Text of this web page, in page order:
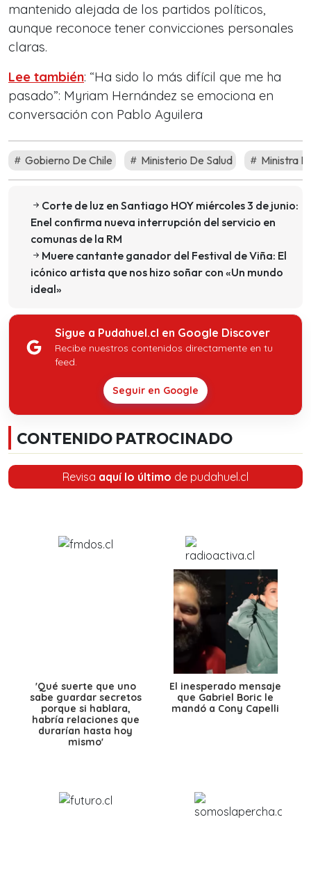
mantenido alejada de los partidos políticos,
aunque reconoce tener convicciones personales
claras.
Lee también: “Ha sido lo más difícil que me ha
pasado”: Myriam Hernández se emociona en
conversación con Pablo Aguilera
Gobierno De Chile Ministerio De Salud Ministra
Corte de luz en Santiago HOY miércoles 3 de junio:
Enel confirma nueva interrupción del servicio en
comunas de la RM
Muere cantante ganador del Festival de Viña: El
icónico artista que nos hizo soñar con «Un mundo
ideal»
Sigue a Pudahuel.cl en Google Discover
Recibe nuestros contenidos directamente en tu
feed.
Seguir en Google
CONTENIDO PATROCINADO
Revisa aquí lo último de pudahuel.cl
'Qué suerte que uno
sabe guardar secretos
porque si hablara,
habría relaciones que
durarían hasta hoy
mismo'
El inesperado mensaje
que Gabriel Boric le
mandó a Cony Capelli